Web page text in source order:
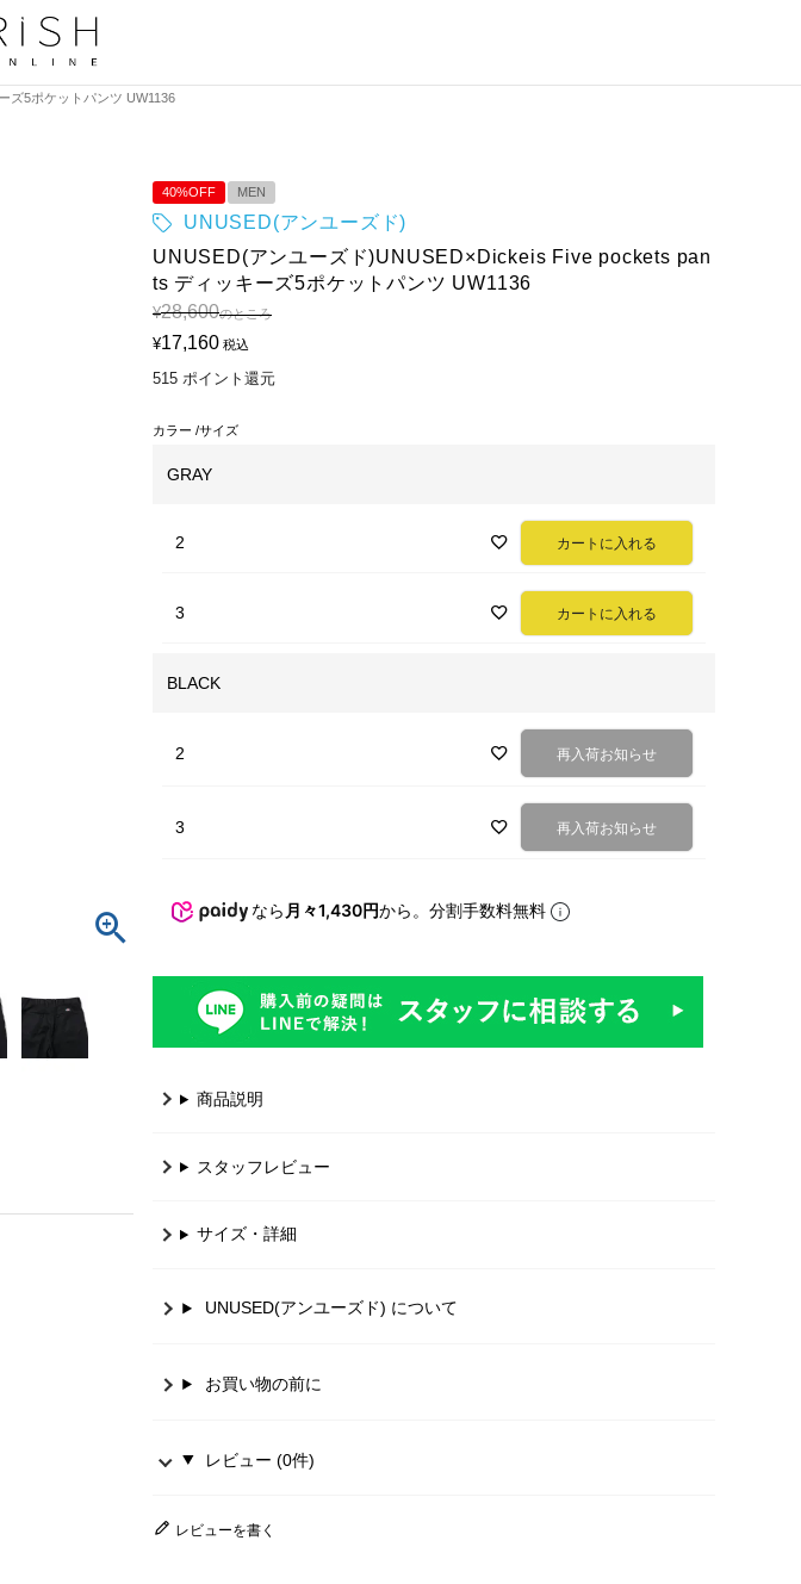
ズ5ポケットパンツ UW1136
40%OFF MEN
UNUSED(アンユーズド)
UNUSED(アンユーズド)UNUSED×Dickeis Five pockets pan
ts ディッキーズ5ポケットパンツ UW1136
¥28,600のところ
¥17,160 税込
515 ポイント還元
カラー サイズ
GRAY
2 カートに入れる
3 カートに入れる
BLACK
2 再入荷お知らせ
3 再入荷お知らせ
なら 月々1,430円から。分割手数料無料
商品説明
スタッフレビュー
サイズ・詳細
UNUSED(アンユーズド) について
お買い物の前に
レビュー (0件)
レビューを書く